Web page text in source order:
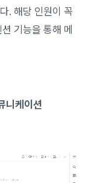
. 해당 인원이 꼭
기능을 통해 메
니케이션